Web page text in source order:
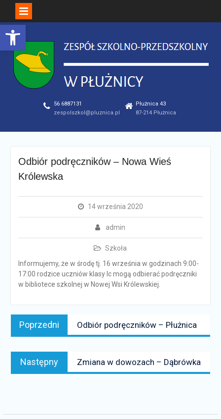
Open toolbar
Skip
to
content
56 6887131
zespolszkol@pluznica.pl
Płużnica 43
87-214 Płużnica
Odbiór podręczników – Nowa Wieś
Królewska
14 września 2020
admin
Szkoła
Informujemy, że w środę tj. 16 września w godzinach 9:00-
17:00 rodzice uczniów klasy Ic mogą odbierać podręczniki
w bibliotece szkolnej w Nowej Wsi Królewskiej.
Nawigacja
wpisu
Poprzedni
news:
Odbiór podręczników – Płużnica
Następny
news:
Zmiana w dowozach – Dąbrówka